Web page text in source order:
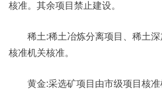
核准。其余项目禁止建设。
稀土:稀土冶炼分离项目、稀土深
核准机关核准。
黄金:采选矿项目由市级项目核准